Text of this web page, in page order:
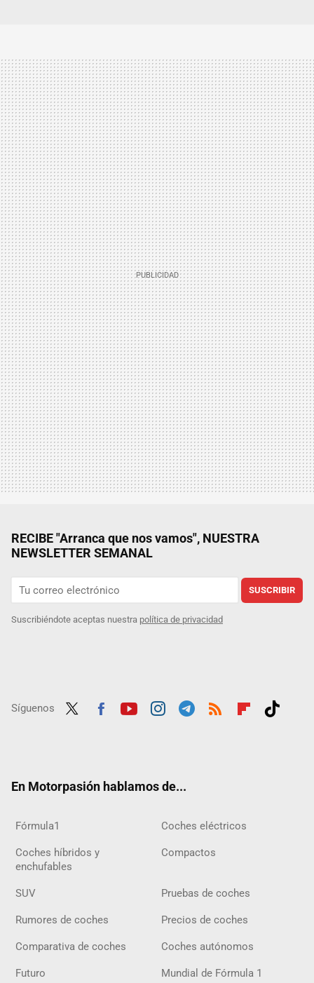
RECIBE "Arranca que nos vamos", NUESTRA
NEWSLETTER SEMANAL
SUSCRIBIR
Suscribiéndote aceptas nuestra política de privacidad
Síguenos
En Motorpasión hablamos de...
Fórmula1 Coches eléctricos
Coches híbridos y
enchufables
Compactos
SUV Pruebas de coches
Rumores de coches Precios de coches
Comparativa de coches Coches autónomos
Futuro Mundial de Fórmula 1